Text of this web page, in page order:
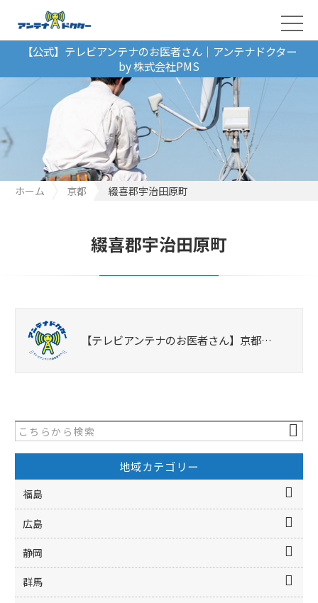
【公式】テレビアンテナのお医者さん｜アンテナドクター
by 株式会社PMS
ホーム 京都 綴喜郡宇治田原町
綴喜郡宇治田原町
【テレビアンテナのお医者さん】京都…
地域カテゴリー
福島
広島
静岡
群馬